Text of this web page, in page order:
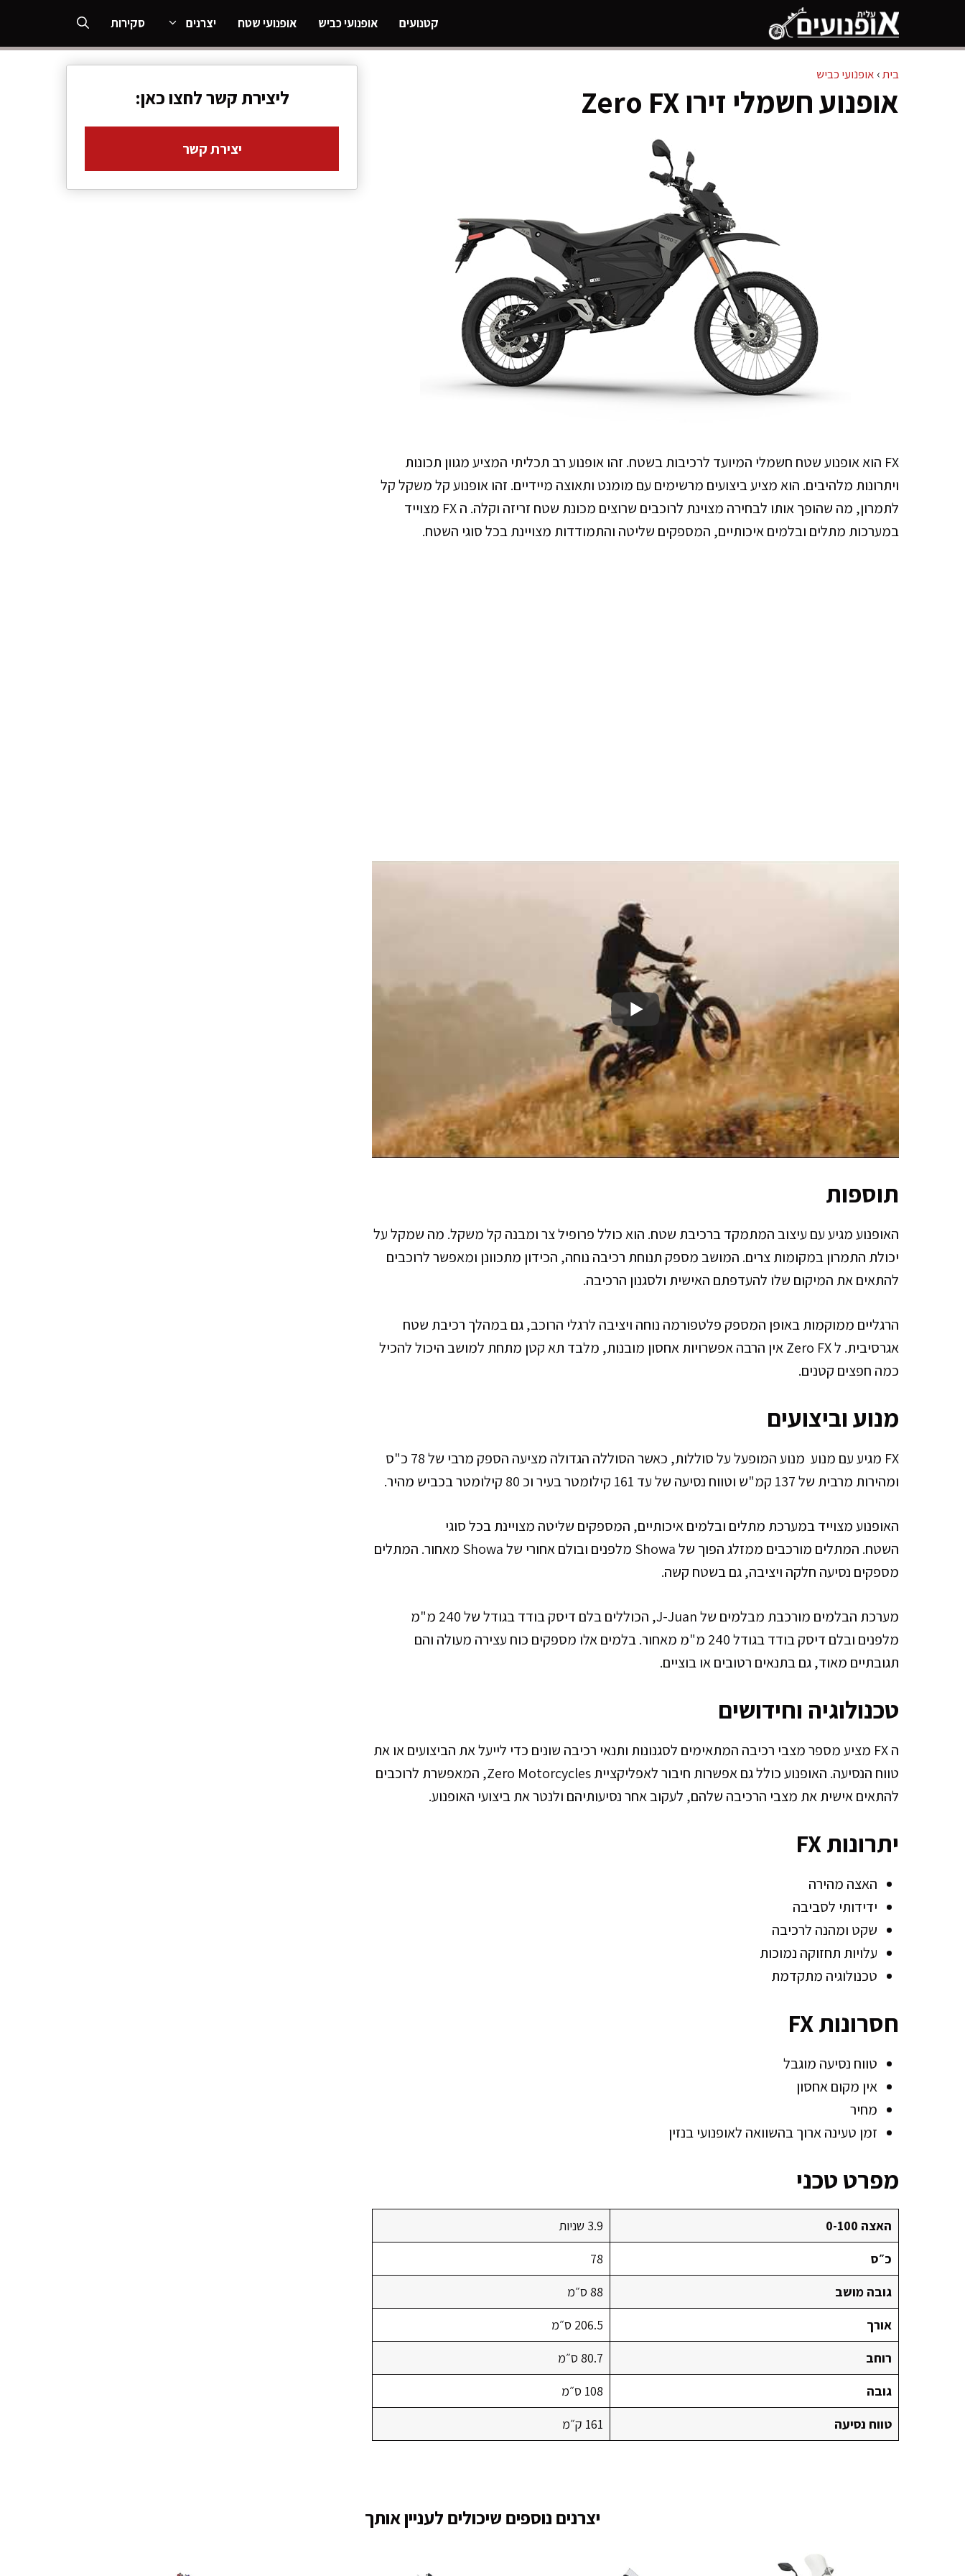
קטנועים אופנועי כביש אופנועי שטח יצרנים סקירות
בית› אופנועי כביש
אופנוע חשמלי זירו Zero FX
FX הוא אופנוע שטח חשמלי המיועד לרכיבות בשטח. זהו אופנוע רב תכליתי המציע מגוון תכונות
ויתרונות מלהיבים. הוא מציע ביצועים מרשימים עם מומנט ותאוצה מיידיים. זהו אופנוע קל משקל קל
לתמרון, מה שהופך אותו לבחירה מצוינת לרוכבים שרוצים מכונת שטח זריזה וקלה. ה FX מצוייד
במערכות מתלים ובלמים איכותיים, המספקים שליטה והתמודדות מצויינת בכל סוגי השטח.
תוספות
האופנוע מגיע עם עיצוב המתמקד ברכיבת שטח. הוא כולל פרופיל צר ומבנה קל משקל. מה שמקל על
יכולת התמרון במקומות צרים. המושב מספק תנוחת רכיבה נוחה, הכידון מתכוונן ומאפשר לרוכבים
להתאים את המיקום שלו להעדפתם האישית ולסגנון הרכיבה.
הרגליים ממוקמות באופן המספק פלטפורמה נוחה ויציבה לרגלי הרוכב, גם במהלך רכיבת שטח
אגרסיבית. ל Zero FX אין הרבה אפשרויות אחסון מובנות, מלבד תא קטן מתחת למושב היכול להכיל
כמה חפצים קטנים.
מנוע וביצועים
FX מגיע עם מנוע מנוע המופעל על סוללות, כאשר הסוללה הגדולה מציעה הספק מרבי של 78 כ"ס
ומהירות מרבית של 137 קמ"ש וטווח נסיעה של עד 161 קילומטר בעיר וכ 80 קילומטר בכביש מהיר.
האופנוע מצוייד במערכת מתלים ובלמים איכותיים, המספקים שליטה מצויינת בכל סוגי
השטח. המתלים מורכבים ממזלג הפוך של Showa מלפנים ובולם אחורי של Showa מאחור. המתלים
מספקים נסיעה חלקה ויציבה, גם בשטח קשה.
מערכת הבלמים מורכבת מבלמים של J-Juan, הכוללים בלם דיסק בודד בגודל של 240 מ"מ
מלפנים ובלם דיסק בודד בגודל 240 מ"מ מאחור. בלמים אלו מספקים כוח עצירה מעולה והם
תגובתיים מאוד, גם בתנאים רטובים או בוציים.
טכנולוגיה וחידושים
ה FX מציע מספר מצבי רכיבה המתאימים לסגנונות ותנאי רכיבה שונים כדי לייעל את הביצועים או את
טווח הנסיעה. האופנוע כולל גם אפשרות חיבור לאפליקציית Zero Motorcycles, המאפשרת לרוכבים
להתאים אישית את מצבי הרכיבה שלהם, לעקוב אחר נסיעותיהם ולנטר את ביצועי האופנוע.
יתרונות FX
האצה מהירה
ידידותי לסביבה
שקט ומהנה לרכיבה
עלויות תחזוקה נמוכות
טכנולוגיה מתקדמת
חסרונות FX
טווח נסיעה מוגבל
אין מקום אחסון
מחיר
זמן טעינה ארוך בהשוואה לאופנועי בנזין
מפרט טכני
האצה 0-100
3.9 שניות
כ״ס
78
גובה מושב
88 ס״מ
אורך
206.5 ס״מ
רוחב
80.7 ס״מ
גובה
108 ס״מ
טווח נסיעה
161 ק״מ
ליצירת קשר לחצו כאן:
יצירת קשר
יצרנים נוספים שיכולים לעניין אותך